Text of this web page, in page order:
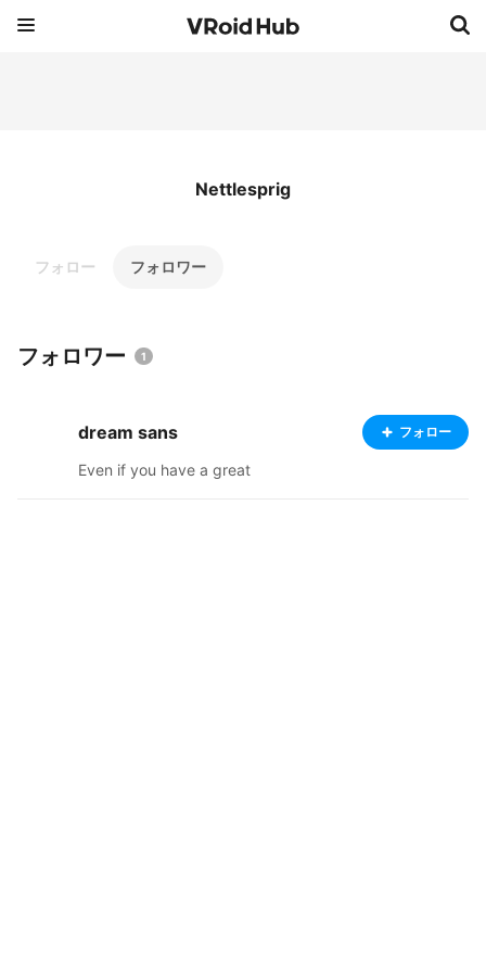
Nettlesprig
フォロー フォロワー
フォロワー 1
dream sans フォロー
Even if you have a great